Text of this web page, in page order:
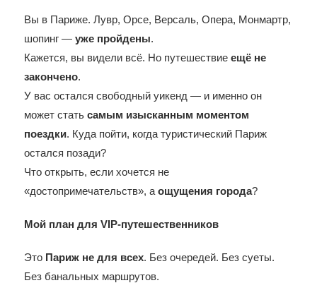
Вы в Париже. Лувр, Орсе, Версаль, Опера, Монмартр,
шопинг —уже пройдены.
Кажется, вы видели всё. Но путешествиеещё не
закончено.
У вас остался свободный уикенд — и именно он
может статьсамым изысканным моментом
поездки. Куда пойти, когда туристический Париж
остался позади?
Что открыть, если хочется не
«достопримечательств», аощущения города?
Мой план для VIP-путешественников
Это Париж не для всех. Без очередей. Без суеты.
Без банальных маршрутов.